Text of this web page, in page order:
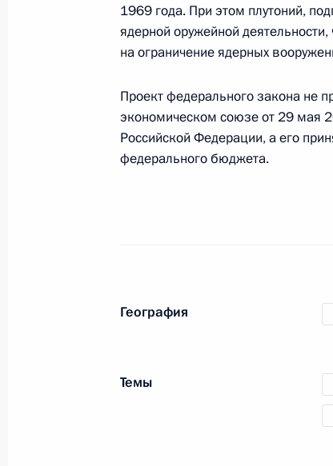
Обращение Владимира Путина
22 февраля 2016 года, 21:50
Телефонный разговор с
Встреча с Генри Киссинджером
1969 года. При этом плутоний,
ядерной оружейной
на ограничение ядерных
Проект федерального закона не
экономическом союзе от 29 мая
Российской Федерации, а его
федерального бюджета.
География
Темы